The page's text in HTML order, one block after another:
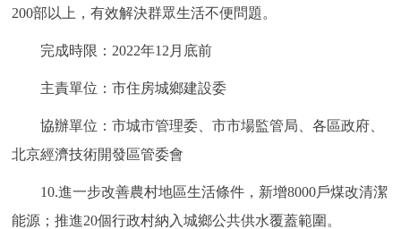
200部以上，有效解決群眾生活不便問題。
完成時限：2022年12月底前
主責單位：市住房城鄉建設委
協辦單位：市城市管理委、市市場監管局、各區政府、
北京經濟技術開發區管委會
10.進一步改善農村地區生活條件，新增8000戶煤改清潔
能源；推進20個行政村納入城鄉公共供水覆蓋範圍。